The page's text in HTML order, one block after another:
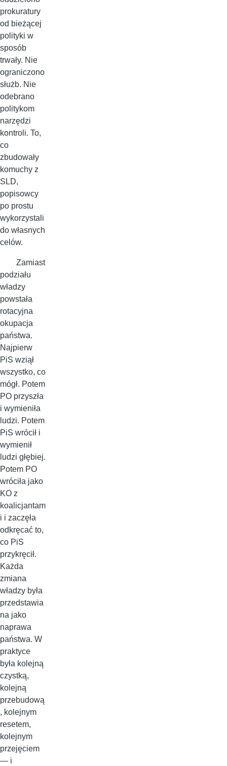
prokuratury
od bieżącej
polityki w
sposób
trwały. Nie
ograniczono
służb. Nie
odebrano
politykom
narzędzi
kontroli. To,
co
zbudowały
komuchy z
SLD,
popisowcy
po prostu
wykorzystali
do własnych
celów.
Zamiast
podziału
władzy
powstała
rotacyjna
okupacja
państwa.
Najpierw
PiS wziął
wszystko, co
mógł. Potem
PO przyszła
i wymieniła
ludzi. Potem
PiS wrócił i
wymienił
ludzi głębiej.
Potem PO
wróciła jako
KO z
koalicjantam
i i zaczęła
odkręcać to,
co PiS
przykręcił.
Każda
zmiana
władzy była
przedstawia
na jako
naprawa
państwa. W
praktyce
była kolejną
czystką,
kolejną
przebudową
, kolejnym
resetem,
kolejnym
przejęciem
— i